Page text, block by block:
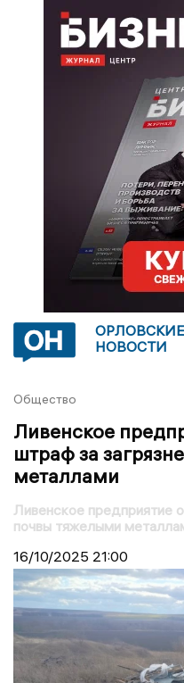
ОРЛОВСКИЕ
НОВОСТИ
Общество
Ливенское
штраф за
металлами
Ливенское предприятие
почвы тяжелыми
16/10/2025 21:00